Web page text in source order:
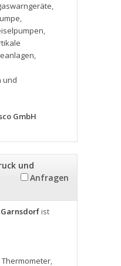
,
,
,
,
und
GmbH
und
Anfragen
Garnsdorfist
Thermometer,